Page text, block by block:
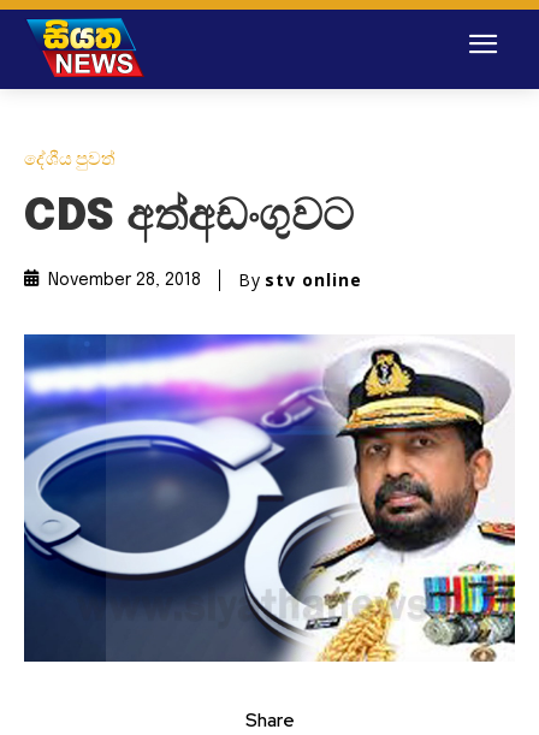
දේශීය පුවත්
CDS අත්අඩංගුවට
November 28, 2018 By stv online
Share